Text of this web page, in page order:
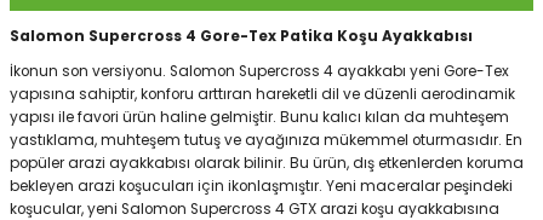
Salomon Supercross 4 Gore-Tex Patika Koşu Ayakkabısı
İkonun son versiyonu. Salomon Supercross 4 ayakkabı yeni Gore-Tex
yapısına sahiptir, konforu arttıran hareketli dil ve düzenli aerodinamik
yapısı ile favori ürün haline gelmiştir. Bunu kalıcı kılan da muhteşem
yastıklama, muhteşem tutuş ve ayağınıza mükemmel oturmasıdır. En
popüler arazi ayakkabısı olarak bilinir. Bu ürün, dış etkenlerden koruma
bekleyen arazi koşucuları için ikonlaşmıştır. Yeni maceralar peşindeki
koşucular, yeni Salomon Supercross 4 GTX arazi koşu ayakkabısına